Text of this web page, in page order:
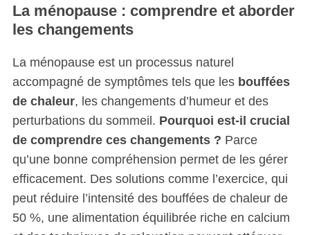
La ménopause : comprendre et aborder
les changements
La ménopause est un processus naturel
accompagné de symptômes tels que les bouffées
de chaleur, les changements d’humeur et des
perturbations du sommeil. Pourquoi est-il crucial
de comprendre ces changements ? Parce
qu’une bonne compréhension permet de les gérer
efficacement. Des solutions comme l’exercice, qui
peut réduire l’intensité des bouffées de chaleur de
50 %, une alimentation équilibrée riche en calcium